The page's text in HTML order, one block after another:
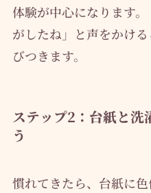
体験が中心になります
がしたね」と声をかけ
びつきます。
ステップ2：台紙と洗
う
慣れてきたら、台紙に